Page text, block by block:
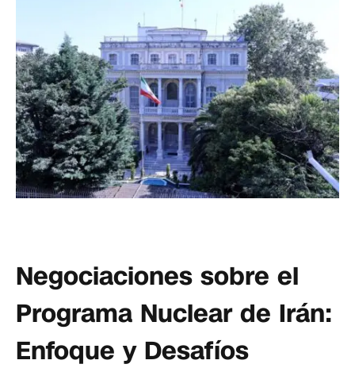
Negociaciones sobre el
Programa Nuclear de Irán:
Enfoque y Desafíos